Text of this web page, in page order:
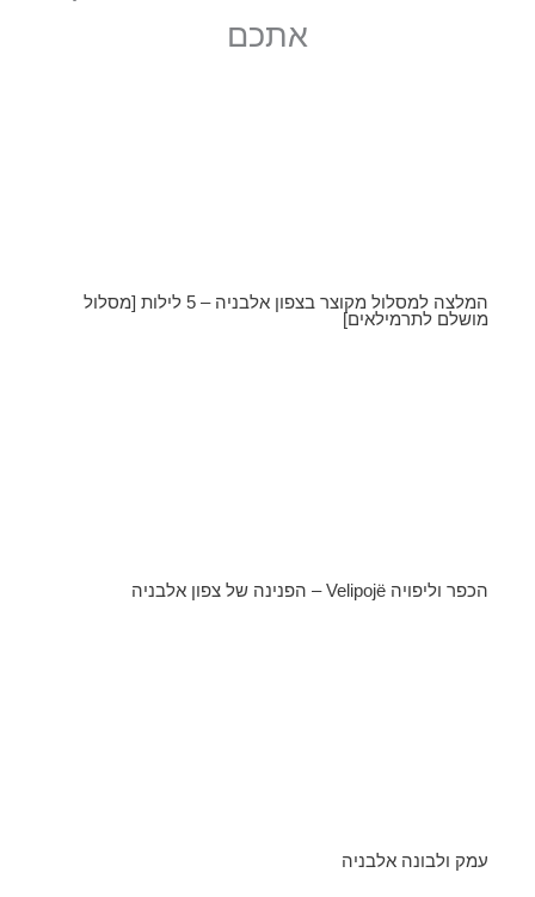
אתכם
המלצה למסלול מקוצר בצפון אלבניה – 5 לילות [מסלול
מושלם לתרמילאים]
הכפר וליפויה Velipojë – הפנינה של צפון אלבניה
עמק ולבונה אלבניה